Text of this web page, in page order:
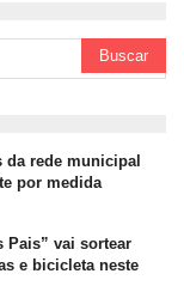
da rede municipal
por medida
Pais” vai sortear
e bicicleta neste